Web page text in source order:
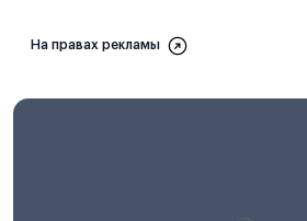
На правах рекламы